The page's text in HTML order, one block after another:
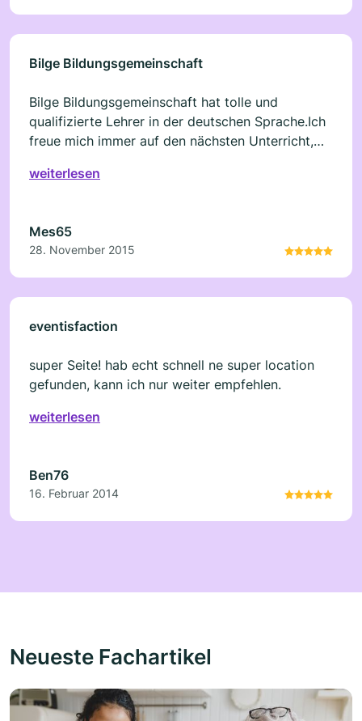
Bilge Bildungsgemeinschaft
Bilge Bildungsgemeinschaft hat tolle und
qualifizierte Lehrer in der deutschen Sprache.Ich
freue mich immer auf den nächsten Unterricht,
weiterlesen
Mes65
28. November 2015
eventisfaction
super Seite! hab echt schnell ne super location
gefunden, kann ich nur weiter empfehlen.
weiterlesen
Ben76
16. Februar 2014
Neueste Fachartikel